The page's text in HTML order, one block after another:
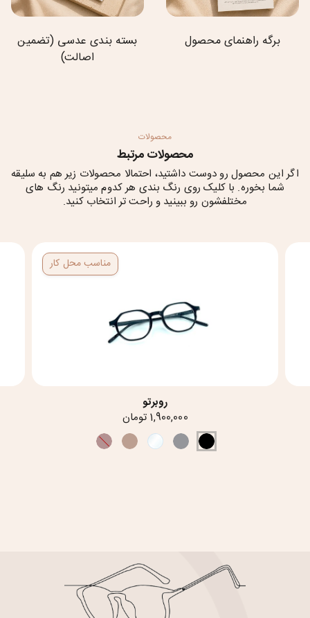
برگه راهنمای محصول
بسته بندی عدسی (تضمین
اصالت)
محصولات
محصولات مرتبط
اگر این محصول رو دوست داشتید، احتمالا محصولات زیر هم به سلیقه
شما بخوره. با کلیک روی رنگ بندی هر کدوم میتونید رنگ های
مختلفشون رو ببینید و راحت تر انتخاب کنید.
مناسب محل کار
روبرتو
1,900,000 تومان